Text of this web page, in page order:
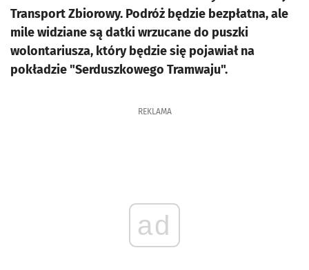
Transport Zbiorowy. Podróż będzie bezpłatna, ale
mile widziane są datki wrzucane do puszki
wolontariusza, który będzie się pojawiał na
pokładzie "Serduszkowego Tramwaju".
REKLAMA
ad